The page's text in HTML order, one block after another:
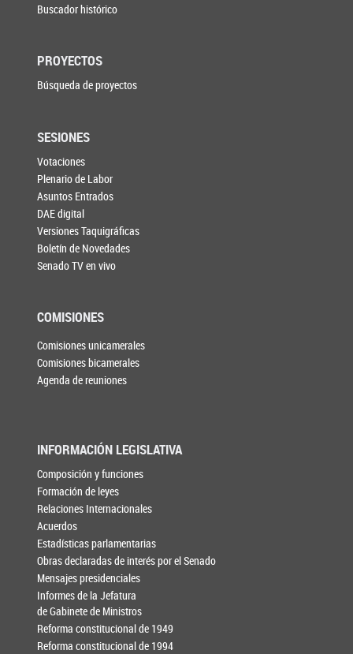
Buscador histórico
PROYECTOS
Búsqueda de proyectos
SESIONES
Votaciones
Plenario de Labor
Asuntos Entrados
DAE digital
Versiones Taquigráficas
Boletín de Novedades
Senado TV en vivo
COMISIONES
Comisiones unicamerales
Comisiones bicamerales
Agenda de reuniones
INFORMACIÓN LEGISLATIVA
Composición y funciones
Formación de leyes
Relaciones Internacionales
Acuerdos
Estadísticas parlamentarias
Obras declaradas de interés por el Senado
Mensajes presidenciales
Informes de la Jefatura
de Gabinete de Ministros
Reforma constitucional de 1949
Reforma constitucional de 1994